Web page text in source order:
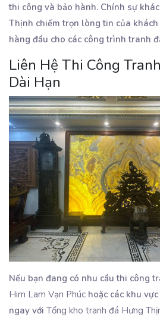
thi công và bảo hành. Chính sự
Thịnh chiếm trọn lòng tin của
hàng đầu cho các công trình tranh
Liên Hệ Thi Công
Dài Hạn
Nếu bạn đang có nhu cầu thi công
Him Lam Vạn Phúc hoặc các khu
ngay với Tổng kho tranh đá Hưng